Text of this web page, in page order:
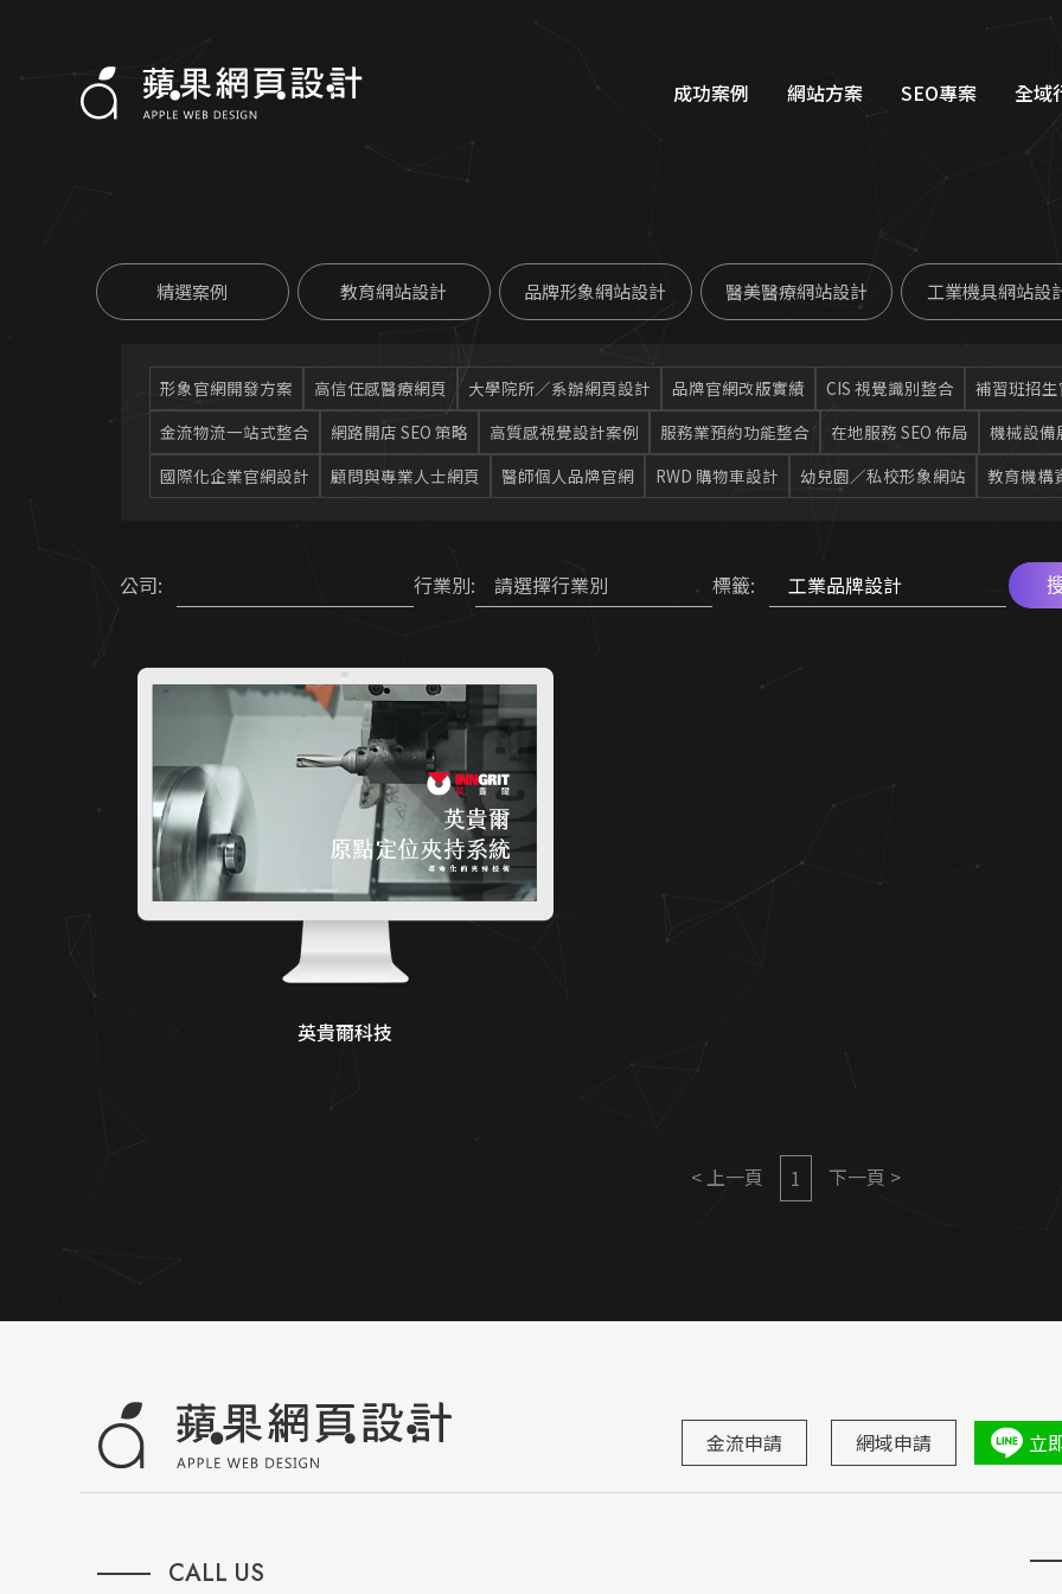
成功案例
購物車網站設計
教育網站設計
工業機具網站設計
服務類別網站設計
網站方案 SEO專案 全域
FB/IG
Dcard
一站式
精選案例 教育網站設計 品牌形象網站設計 醫美醫療網站設計 工業機具網站設
形象官網開發方案 高信任感醫療網頁 大學院所／系辦網頁設計 品牌官網改版實績 CIS 視覺識別整合
補習班招
金流物流一站式整合
網路開店 SEO 策略 高質感視覺設計案例 服務業預約功能整合 在地服務 SEO 佈局
機械設備
國際化企業官網設計
顧問與專業人士網頁 醫師個人品牌官網 RWD 購物車設計 幼兒園／私校形象網站 教育機構
公司: 行業別: 請選擇行業別 標籤:
英貴爾科技
< 上一頁 1 下一頁 >
金流申請 網域申請 立
CALL US